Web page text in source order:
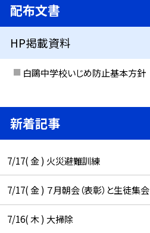
配布文書
HP掲載資料
白鷗中学校いじめ防止基本方針
新着記事
7/17( 金 ) 火災避難訓練
7/17( 金 ) ７月朝会（表彰）と生徒集会
7/16( 木 ) 大掃除